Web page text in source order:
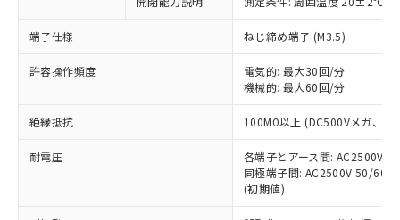
端子仕様 ねじ締め端子 (M3.5)
許容操作頻度
電気的: 最大30回/分
機械的: 最大60回/分
絶縁抵抗 100MΩ以上 (DC500Vメガ、点
耐電圧
各端子とアース間: AC2500V
同極端子間: AC2500V 50/
(初期値)
(税抜)を提供させていただくもので
当社制御機器事業取扱商品の中には、
本サービスの対象外となる商品もある
ことをご了承ください。
在庫状況および標準価格照会結果は、
記載している更新日時点での社内デー
タに基づき作成されるものであり、閲
覧された時点での実際の在庫および標
準価格とは異なる場合があることをご
非該当品：ライセンス料など無形物で、有
害物質有無と関係のない商品です。
仕入先様の事情により、非含有部品として
いたものが、含有品と判明した場合などや
むを得ず変更することがあります。
鉛(Pb) 1000ppm以下、 水銀(Hg) 1000ppm以下、 カド
六価クロム(Cr(Ⅵ)) 1000ppm以下、ポリ臭化ビフェニル
類(PBB) 1000ppm以下、ポリ臭化ジフェニルエーテル類
(PBDE) 1000ppm以下、フタル酸ビス(2-エチルヘキシ
「○」：最大均質材料含有率が中国RoHSの
基準値以下であることを示します。
「×」：最大均質材料含有率が中国RoHSの
基準値を超えていることを示します。
「－」：未確認です。当社販売部門へお問
い合わせください。
*中国RoHS10物質の基準値 (GB/T26572)：
Pb(鉛) :1000ppm、 Hg(水銀) : 1000ppm、 Cd(カドミウ
Cr(Ⅵ)(六価クロム) : 1000ppm、 PBBs(ポリ臭化ビフェ
当社は、これら貴社製品のうち、外国
為替および外国貿易法に定める商品
（以下｢規制貨物等」という）を輸出
国政府の輸出許可(または役務取引許
可)を取得するなどの必要な手続きを